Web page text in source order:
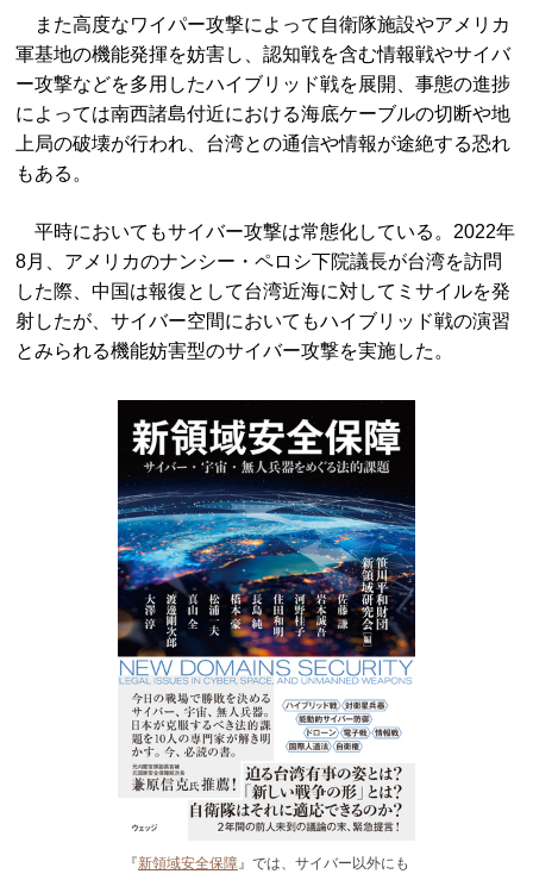
また高度なワイパー攻撃によって自衛隊施設やアメリカ
軍基地の機能発揮を妨害し、認知戦を含む情報戦やサイバ
ー攻撃などを多用したハイブリッド戦を展開、事態の進捗
によっては南西諸島付近における海底ケーブルの切断や地
上局の破壊が行われ、台湾との通信や情報が途絶する恐れ
もある。
平時においてもサイバー攻撃は常態化している。2022年
8月、アメリカのナンシー・ペロシ下院議長が台湾を訪問
した際、中国は報復として台湾近海に対してミサイルを発
射したが、サイバー空間においてもハイブリッド戦の演習
とみられる機能妨害型のサイバー攻撃を実施した。
『新領域安全保障』では、サイバー以外にも